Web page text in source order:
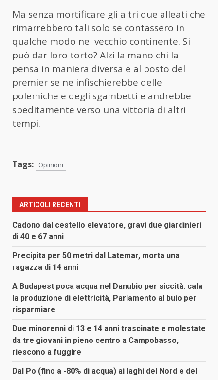
Ma senza mortificare gli altri due alleati che
rimarrebbero tali solo se contassero in
qualche modo nel vecchio continente. Si
può dar loro torto? Alzi la mano chi la
pensa in maniera diversa e al posto del
premier se ne infischierebbe delle
polemiche e degli sgambetti e andrebbe
speditamente verso una vittoria di altri
tempi.
Tags: Opinioni
ARTICOLI RECENTI
Cadono dal cestello elevatore, gravi due giardinieri
di 40 e 67 anni
Precipita per 50 metri dal Latemar, morta una
ragazza di 14 anni
A Budapest poca acqua nel Danubio per siccità: cala
la produzione di elettricità, Parlamento al buio per
risparmiare
Due minorenni di 13 e 14 anni trascinate e molestate
da tre giovani in pieno centro a Campobasso,
riescono a fuggire
Dal Po (fino a -80% di acqua) ai laghi del Nord e del